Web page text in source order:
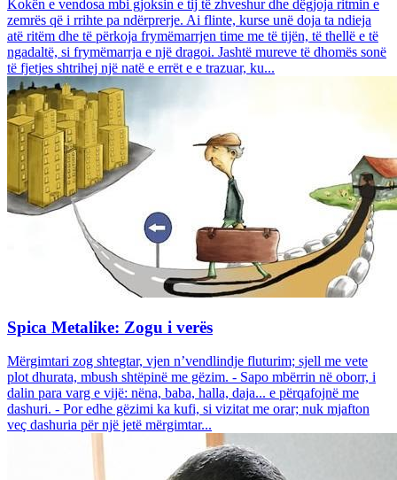
Kokën e vendosa mbi gjoksin e tij të zhveshur dhe dëgjoja ritmin e
zemrës që i rrihte pa ndërprerje. Ai flinte, kurse unë doja ta ndieja
atë ritëm dhe të përkoja frymëmarrjen time me të tijën, të thellë e të
ngadaltë, si frymëmarrja e një dragoi. Jashtë mureve të dhomës sonë
të fjetjes shtrihej një natë e errët e e trazuar, ku...
Spica Metalike: Zogu i verës
Mërgimtari zog shtegtar, vjen n’vendlindje fluturim; sjell me vete
plot dhurata, mbush shtëpinë me gëzim. - Sapo mbërrin në oborr, i
dalin para varg e vijë: nëna, baba, halla, daja... e përqafojnë me
dashuri. - Por edhe gëzimi ka kufi, si vizitat me orar; nuk mjafton
veç dashuria për një jetë mërgimtar...